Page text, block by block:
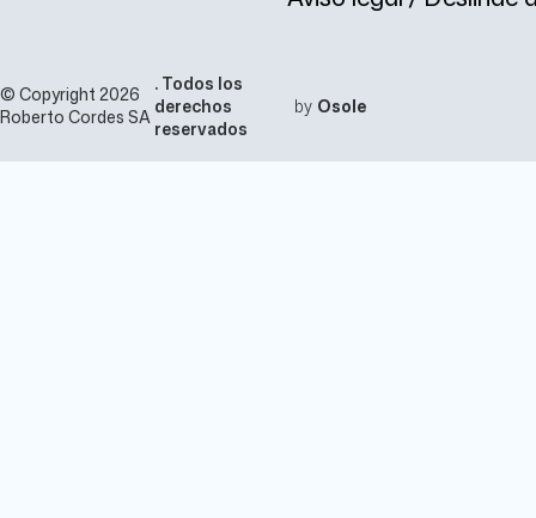
© Copyright 2026
Roberto Cordes SA
. Todos los
derechos
reservados
by Osole